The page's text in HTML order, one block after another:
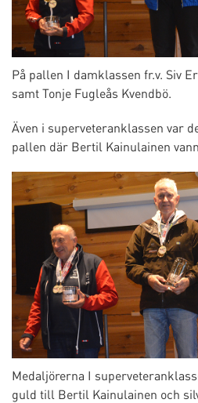
På pallen I damklassen fr.v. Siv
samt Tonje Fugleås Kvendbö.
Även i superveteranklassen var
pallen där Bertil Kainulainen
Medaljörerna I
guld till Bertil Kainulainen och